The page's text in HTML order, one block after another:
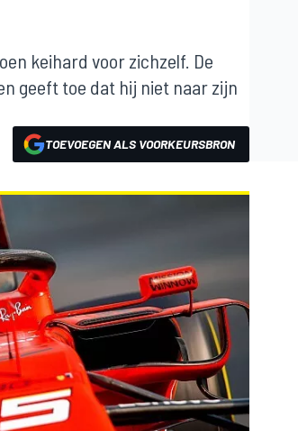
keihard voor zichzelf. De
geeft toe dat hij niet naar zijn
TOEVOEGEN ALS VOORKEURSBRON